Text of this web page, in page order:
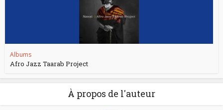
Albums
Afro Jazz Taarab Project
À propos de l'auteur